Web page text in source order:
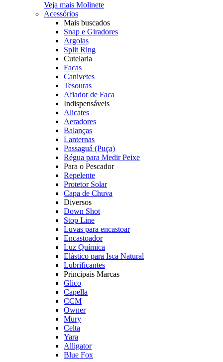
Veja mais Molinete
Acessórios
Mais buscados
Snap e Giradores
Argolas
Split Ring
Cutelaria
Facas
Canivetes
Tesouras
Afiador de Faca
Indispensáveis
Alicates
Aeradores
Balanças
Lanternas
Passaguá (Puça)
Régua para Medir Peixe
Para o Pescador
Repelente
Protetor Solar
Capa de Chuva
Diversos
Down Shot
Stop Line
Luvas para encastoar
Encastoador
Luz Química
Elástico para Isca Natural
Lubrificantes
Principais Marcas
Glico
Capella
CCM
Owner
Mury
Celta
Yara
Alligator
Blue Fox